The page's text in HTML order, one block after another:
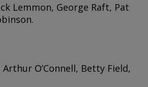
Lemmon, George Raft, Pat
O’Connell, Betty Field,